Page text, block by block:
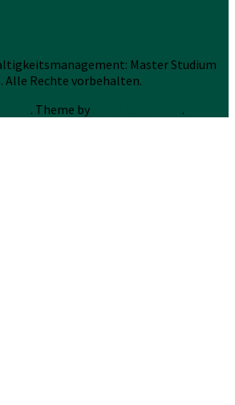
Master Studium
Alle Rechte vorbehalten.
. Theme by .